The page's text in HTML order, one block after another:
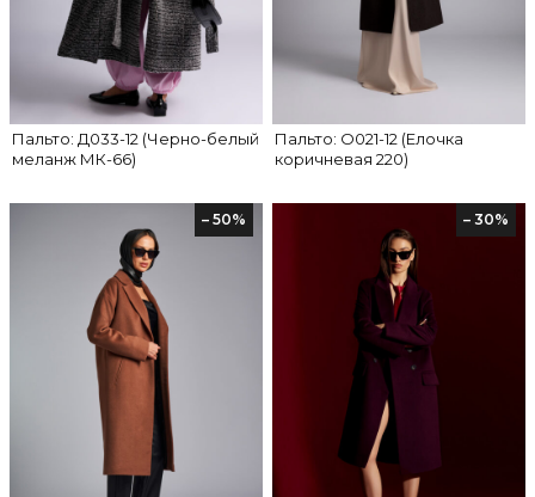
Пальто: Д033-12 (Черно-белый
меланж МК-66)
Пальто: О021-12 (Елочка
коричневая 220)
– 50% – 30%